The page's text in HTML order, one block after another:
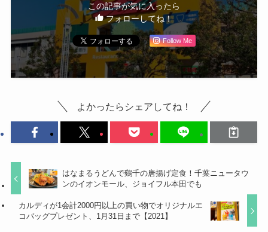
この記事が気に入ったら
フォローしてね！
Follow Me
よかったらシェアしてね！
はなまるうどんで鷄千の唐揚げ定食！千葉ニュータウ
ンのイオンモール、ジョイフル本田でも
カルディが1会計2000円以上の買い物でオリジナルエ
コバッグプレゼント、1月31日まで【2021】